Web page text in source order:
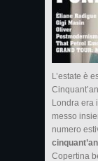
L’estate è
Londra era
messo
numero
Copertina